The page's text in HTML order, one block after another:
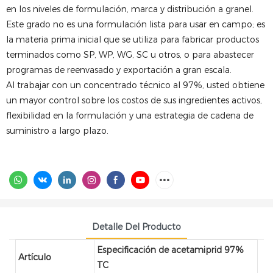
en los niveles de formulación, marca y distribución a granel.
Este grado no es una formulación lista para usar en campo; es
la materia prima inicial que se utiliza para fabricar productos
terminados como SP, WP, WG, SC u otros, o para abastecer
programas de reenvasado y exportación a gran escala.
Al trabajar con un concentrado técnico al 97%, usted obtiene
un mayor control sobre los costos de sus ingredientes activos,
flexibilidad en la formulación y una estrategia de cadena de
suministro a largo plazo.
Detalle Del Producto
Artículo
Especificación de acetamiprid 97%
TC